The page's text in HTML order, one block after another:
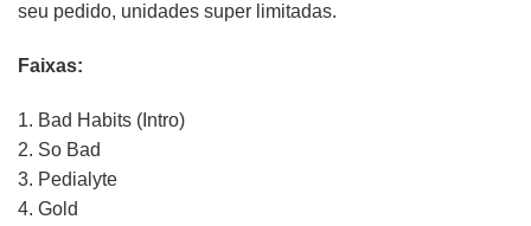
seu pedido, unidades super limitadas.
Faixas:
1. Bad Habits (Intro)
2. So Bad
3. Pedialyte
4. Gold